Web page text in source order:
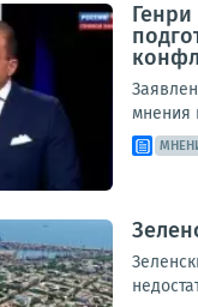
мнения